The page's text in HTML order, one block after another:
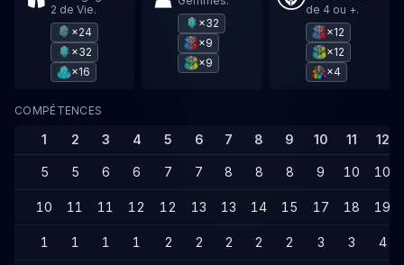
2 de Vie.
×24
×32
×16
×32
×9
×9
de 4 ou +.
×12
×12
×4
COMPÉTENCES
1 2 3 4 5 6 7 8 9 10 11 12
5 5 6 6 7 7 8 8 8 9 10 10
10 11 11 12 12 13 13 14 15 17 18 19
1 1 1 1 2 2 2 2 2 3 3 4